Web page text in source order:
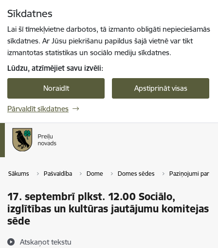
Sīkdatnes
Lai šī tīmekļvietne darbotos, tā izmanto obligāti nepieciešamās
sīkdatnes. Ar Jūsu piekrišanu papildus šajā vietnē var tikt
izmantotas statistikas un sociālo mediju sīkdatnes.
Lūdzu, atzīmējiet savu izvēli:
Noraidīt Apstiprināt visas
Pārvaldīt sīkdatnes
Sākums Pašvaldība Dome Domes sēdes Paziņojumi par
17. septembrī plkst. 12.00 Sociālo,
izglītības un kultūras jautājumu komitejas
sēde
Atskaņot tekstu